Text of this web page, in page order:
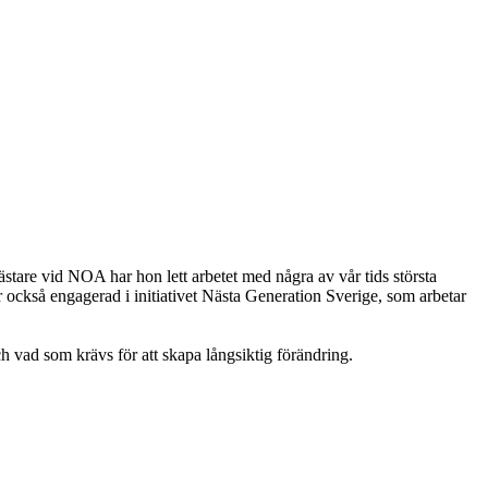
vid NOA har hon lett arbetet med några av vår tids största
engagerad i initiativet Nästa Generation Sverige, som arbetar
vad som krävs för att skapa långsiktig förändring.